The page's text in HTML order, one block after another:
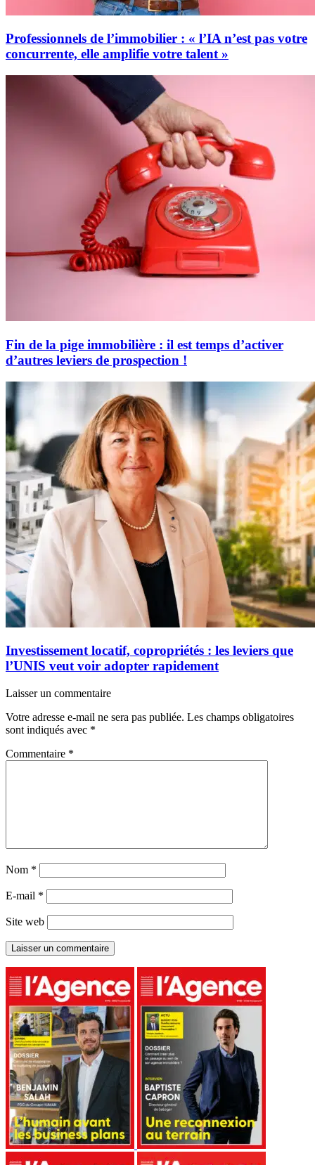
Professionnels de l’immobilier : « l’IA n’est pas votre
concurrente, elle amplifie votre talent »
Fin de la pige immobilière : il est temps d’activer
d’autres leviers de prospection !
Investissement locatif, copropriétés : les leviers que
l’UNIS veut voir adopter rapidement
Laisser un commentaire
Votre adresse e-mail ne sera pas publiée. Les champs obligatoires
sont indiqués avec *
Commentaire *
Nom *
E-mail *
Site web